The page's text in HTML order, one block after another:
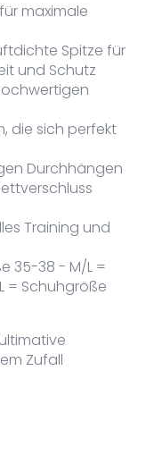
maximale
Spitze für
und Schutz
die sich perfekt
Durchhängen
Training und
35-38 - M/L =
= Schuhgröße
Zufall